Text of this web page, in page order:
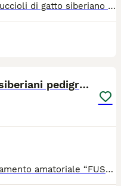
Disponibili da subito bellissimi cuccioli di gatto siberiano Neva masquerade razza purissima di alta linea genealogica. Sono cresciuti in ambito familiare, abituati alla lettiera e tiragraffi, educatissimi, tranquilli, sanissimi, intelligenti è BELLISSIMI.
Ultimi due cuccioli gattini siberiani pedigreeENFI
Sono disponibili nel nostro allevamento amatoriale “FUSA DELLE NEVI” con regolare affisso ENFI gli ultimi due cuccioli di una splendida cucciolata (5 cuccioli) 1 maschietto e 1 femminuccia di meravigliosi gattini Siberiani, allevati con amore in ambiente familiare. I cuccioli cresceranno in casa, abituati al contatto umano, alla vita domestica e alla lettiera, per garantire un carattere equilibrato e socievole. 📅 Disponibili dopo i 90 giorni di vita, come previsto dal regolamento. I cuccioli sono nati il 20/05 . ✨ Verranno ceduti con: ✔️ Copia test FIV e FELV negativi dei genitori ✔️ copia Ecocardio dei genitori esente da malattie genetiche ✔️ Doppia vaccinazione ✔️ Doppia sverminazione ✔️ Certificato veterinario di buona salute del cucciolo ✔️ Regolare contratto di cessione ✔️ Pedigree ENFI da compagnia ✔️ Kit di benvenuto cucciolo ⸻ 👨‍👩‍👧 I cuccioli sono visibili presso l’allevamento insieme ai genitori, per poter conoscere l’ambiente in cui crescono. 📱 Per chi non fosse della zona, è possibile organizzare videochiamata su appuntamento. E organizzazione per l’eventuale consegna